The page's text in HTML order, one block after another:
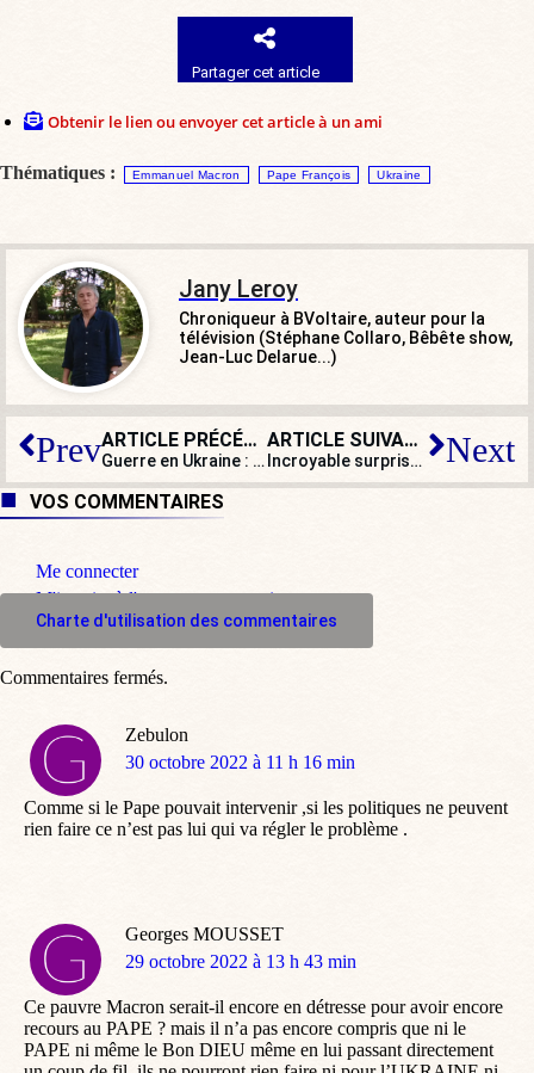
Partager cet article
Obtenir le lien ou envoyer cet article à un ami
Thématiques : Emmanuel Macron Pape François Ukraine
Jany Leroy
Chroniqueur à BVoltaire, auteur pour la
télévision (Stéphane Collaro, Bêbête show,
Jean-Luc Delarue...)
Prev ARTICLE PRÉCÉDENT
Guerre en Ukraine : les lignes bougent aux États-Unis
ARTICLE SUIVANT
Incroyable surprise : le repli identitaire islamiste se renforcerait en France ! Next
VOS COMMENTAIRES
Me connecter
M'inscrire à l'espace commentaire
Charte d'utilisation des commentaires
Zebulon
dit
30 octobre 2022 à 11 h 16 min
Comme si le Pape pouvait intervenir ,si les politiques ne peuvent
rien faire ce n’est pas lui qui va régler le problème .
Georges MOUSSET
dit
29 octobre 2022 à 13 h 43 min
Ce pauvre Macron serait-il encore en détresse pour avoir encore
recours au PAPE ? mais il n’a pas encore compris que ni le
PAPE ni même le Bon DIEU même en lui passant directement
Commentaires fermés.